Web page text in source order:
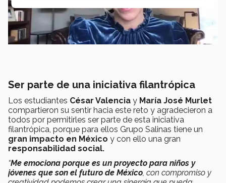
Ser parte de una iniciativa filantrópica
Los estudiantes César Valencia y María José Murlet
compartieron su sentir hacia este reto y agradecieron a
todos por permitirles ser parte de esta iniciativa
filantrópica, porque para ellos Grupo Salinas tiene un
gran impacto en México y con ello una gran
responsabilidad social.
“Me emociona porque es un proyecto para niños y
jóvenes que son el futuro de México , con compromiso y